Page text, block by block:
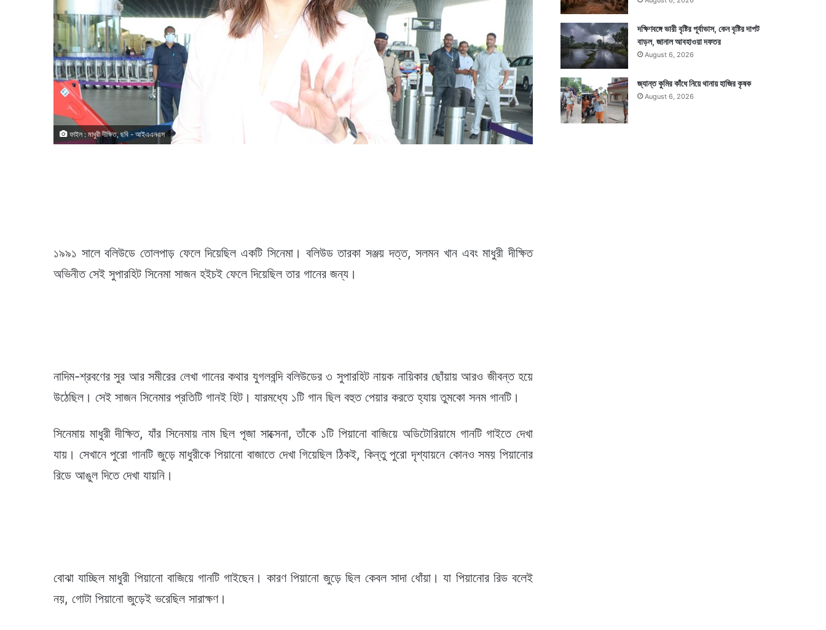
ফাইল : মাধুরী দীক্ষিত, ছবি - আইএএনএস
১৯৯১ সালে বলিউডে তোলপাড় ফেলে দিয়েছিল একটি সিনেমা। বলিউড তারকা সঞ্জয় দত্ত, সলমন খান এবং মাধুরী দীক্ষিত
অভিনীত সেই সুপারহিট সিনেমা সাজন হইচই ফেলে দিয়েছিল তার গানের জন্য।
নাদিম-শ্রবণের সুর আর সমীরের লেখা গানের কথার যুগলবন্দি বলিউডের ৩ সুপারহিট নায়ক নায়িকার ছোঁয়ায় আরও জীবন্ত হয়ে
উঠেছিল। সেই সাজন সিনেমার প্রতিটি গানই হিট। যারমধ্যে ১টি গান ছিল বহুত পেয়ার করতে হ্যায় তুমকো সনম গানটি।
সিনেমায় মাধুরী দীক্ষিত, যাঁর সিনেমায় নাম ছিল পূজা সাক্সেনা, তাঁকে ১টি পিয়ানো বাজিয়ে অডিটোরিয়ামে গানটি গাইতে দেখা
যায়। সেখানে পুরো গানটি জুড়ে মাধুরীকে পিয়ানো বাজাতে দেখা গিয়েছিল ঠিকই, কিন্তু পুরো দৃশ্যায়নে কোনও সময় পিয়ানোর
রিডে আঙুল দিতে দেখা যায়নি।
বোঝা যাচ্ছিল মাধুরী পিয়ানো বাজিয়ে গানটি গাইছেন। কারণ পিয়ানো জুড়ে ছিল কেবল সাদা ধোঁয়া। যা পিয়ানোর রিড বলেই
নয়, গোটা পিয়ানো জুড়েই ভরেছিল সারাক্ষণ।
দক্ষিণবঙ্গে ভারী বৃষ্টির পূর্বাভাস, কেন বৃষ্টির দাপট
বাড়ল, জানাল আবহাওয়া দফতর
August 6, 2026
জ্যান্ত কুমির কাঁধে নিয়ে থানায় হাজির কৃষক
August 6, 2026